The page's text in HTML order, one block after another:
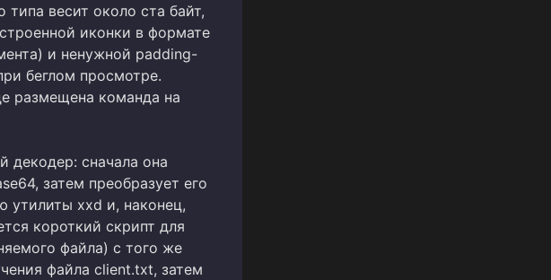
весит около ста байт,
иконки в формате
и ненужной padding-
беглом просмотре.
размещена команда на
декодер: сначала она
затем преобразует его
утилиты xxd и, наконец,
короткий скрипт для
файла) с того же
файла client.txt, затем